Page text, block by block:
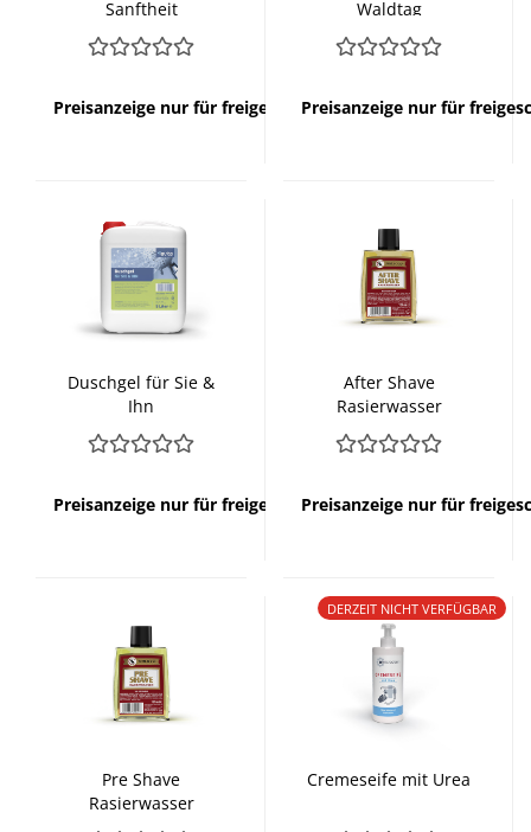
Sanftheit
Preisanzeige nur für freigeschaltete Kunden
Waldtag
Preisanzeige nur für
Duschgel für Sie &
Ihn
Preisanzeige nur für freigeschaltete Kunden
After Shave
Rasierwasser
Preisanzeige nur für
Pre Shave
Rasierwasser
DERZEIT NICHT VERFÜGBAR
Cremeseife mit Urea